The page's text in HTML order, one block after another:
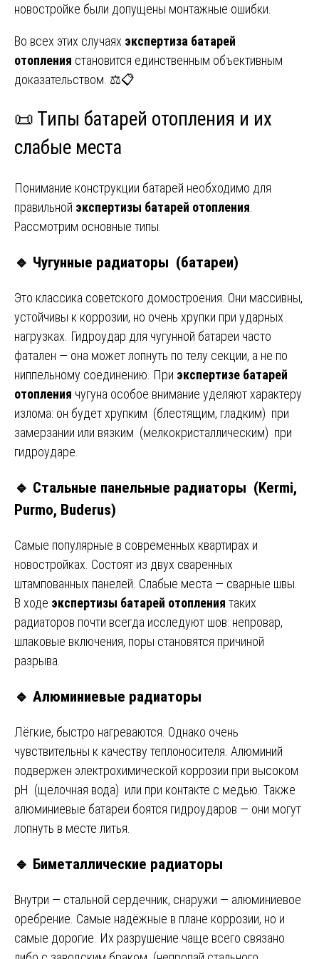
новостройке были допущены монтажные ошибки.
Во всех этих случаях экспертиза батарей
отопления становится единственным объективным
доказательством. ⚖️📋
📜 Типы батарей отопления и их
слабые места
Понимание конструкции батарей необходимо для
правильной экспертизы батарей отопления
Рассмотрим основные типы.
🔹 Чугунные радиаторы (батареи)
Это классика советского домостроения. Они массивны,
устойчивы к коррозии, но очень хрупки при ударных
нагрузках. Гидроудар для чугунной батареи часто
фатален — она может лопнуть по телу секции, а не по
ниппельному соединению. При экспертизе батарей
отопления чугуна особое внимание уделяют характеру
излома: он будет хрупким (блестящим, гладким) при
замерзании или вязким (мелкокристаллическим) при
гидроударе.
🔹 Стальные панельные радиаторы (Kermi,
Purmo, Buderus)
Самые популярные в современных квартирах и
новостройках. Состоят из двух сваренных
штампованных панелей. Слабые места — сварные швы.
В ходе экспертизы батарей отопления таких
радиаторов почти всегда исследуют шов: непровар,
шлаковые включения, поры становятся причиной
разрыва.
🔹 Алюминиевые радиаторы
Лёгкие, быстро нагреваются. Однако очень
чувствительны к качеству теплоносителя. Алюминий
подвержен электрохимической коррозии при высоком
pH (щелочная вода) или при контакте с медью. Также
алюминиевые батареи боятся гидроударов — они могут
лопнуть в месте литья.
🔹 Биметаллические радиаторы
Внутри — стальной сердечник, снаружи — алюминиевое
оребрение. Самые надёжные в плане коррозии, но и
самые дорогие. Их разрушение чаще всего связано